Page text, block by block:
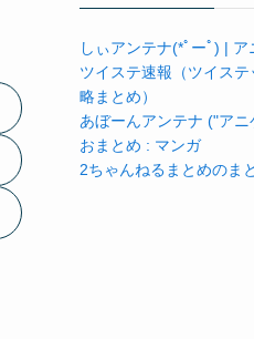
しぃアンテナ(*ﾟーﾟ) | ア
ツイステ速報（ツイス
略まとめ）
あぼーんアンテナ ("アニ
おまとめ : マンガ
2ちゃんねるまとめのま